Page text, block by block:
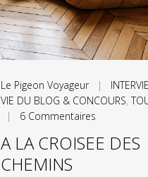
Le Pigeon Voyageur|
VIE DU BLOG & CONCOURS,
| 6 Commentaires
A LA CROISEE DES
CHEMINS